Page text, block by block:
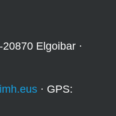
Elgoibar ·
· GPS: